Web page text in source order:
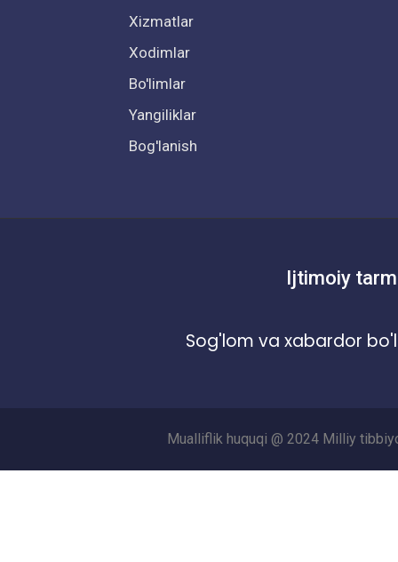
Xizmatlar
Xodimlar
Bo'limlar
Yangiliklar
Bog'lanish
Ijtimoiy
Sog'lom va xabardor
Mualliflik huquqi @ 2024 Milliy